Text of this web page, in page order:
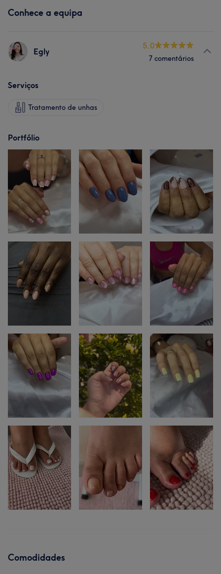
Conhece a equipa
Egly
5.0
7 comentários
Serviços
Tratamento de unhas
Portfólio
Comodidades